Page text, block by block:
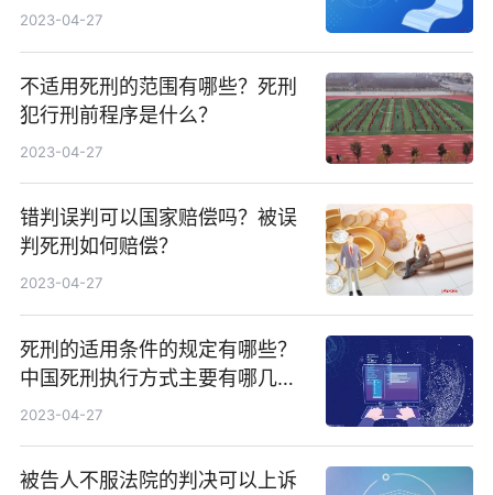
2023-04-27
不适用死刑的范围有哪些？死刑
犯行刑前程序是什么？
2023-04-27
错判误判可以国家赔偿吗？被误
判死刑如何赔偿？
2023-04-27
死刑的适用条件的规定有哪些？
中国死刑执行方式主要有哪几
种？
2023-04-27
被告人不服法院的判决可以上诉